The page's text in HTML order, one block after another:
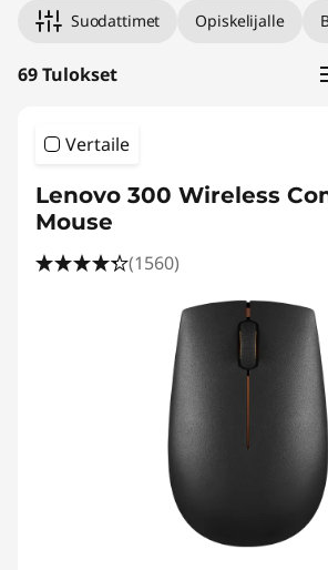
o
Suodattimet Opiskelijalle
69 Tulokset
Vertaile
Lenovo 300 Wireless
Mouse
(1560)